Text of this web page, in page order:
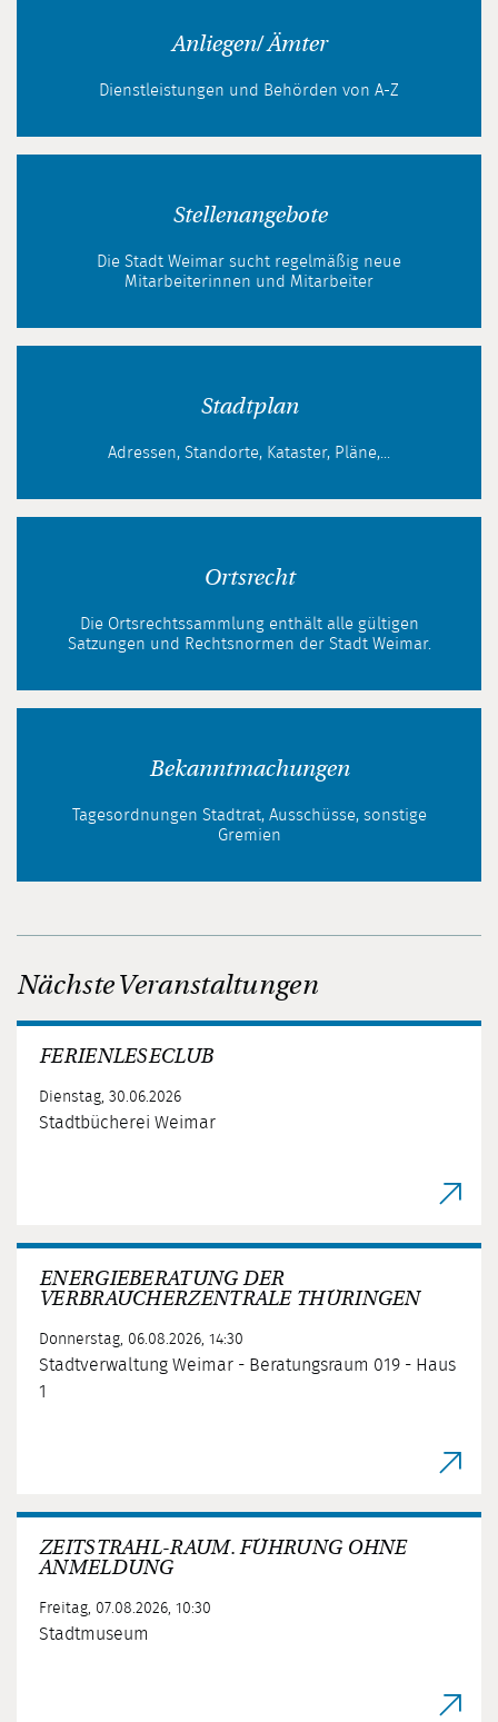
Anliegen/ Ämter
Dienstleistungen und Behörden von A-Z
Stellenangebote
Die Stadt Weimar sucht regelmäßig neue
Mitarbeiterinnen und Mitarbeiter
Stadtplan
Adressen, Standorte, Kataster, Pläne,...
Ortsrecht
Die Ortsrechtssammlung enthält alle gültigen
Satzungen und Rechtsnormen der Stadt Weimar.
Bekanntmachungen
Tagesordnungen Stadtrat, Ausschüsse, sonstige
Gremien
Nächste Veranstaltungen
FERIENLESECLUB
Dienstag, 30.06.2026
Stadtbücherei Weimar
ENERGIEBERATUNG DER
VERBRAUCHERZENTRALE THÜRINGEN
Donnerstag, 06.08.2026, 14:30
Stadtverwaltung Weimar - Beratungsraum 019 - Haus
1
ZEITSTRAHL-RAUM. FÜHRUNG OHNE
ANMELDUNG
Freitag, 07.08.2026, 10:30
Stadtmuseum